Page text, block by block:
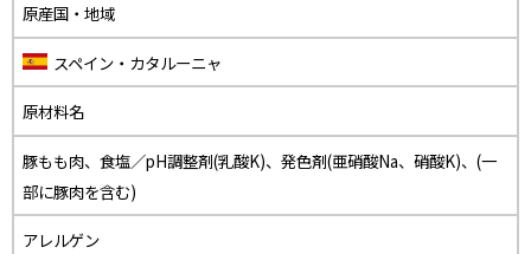
原産国・地域
スペイン・カタルーニャ
原材料名
豚もも肉、食塩／pH調整剤(乳酸K)、発色剤(亜硝酸Na、硝酸K)、(一
部に豚肉を含む)
アレルゲン